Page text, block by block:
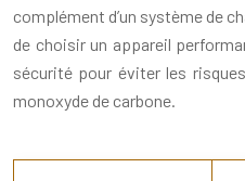
complément d’un système de
de choisir un appareil
sécurité pour éviter les
monoxyde de carbone.